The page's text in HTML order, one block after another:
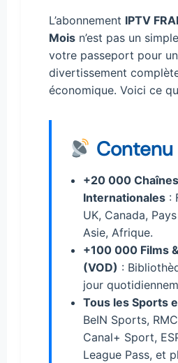
L’abonnement IPTV
Mois n’est pas un
votre passeport pour
divertissement
économique. Voici ce
+20 000 Chaînes
Internationales :
UK, Canada,
Asie, Afrique.
+100 000 Films
(VOD) :
jour
Tous les Sports
BeIN Sports,
Canal+ Sport,
League Pass, et